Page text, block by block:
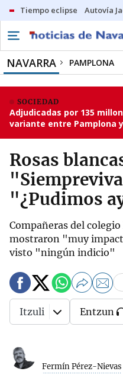
Tiempo eclipse Autovía
NAVARRA PAMPLONA
SOCIEDAD
Adjudicadas por 135
variante entre Pamplona
Rosas
"¿Pudimos
Compañeras del
mostraron "muy
visto "ningún indicio"
Fermín Pérez-Nievas
Itzuli Entzun